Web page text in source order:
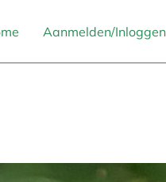
Aanmelden/Inloggen